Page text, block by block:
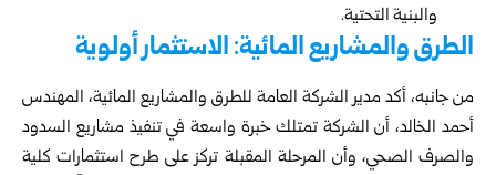
والبنية التحتية.
الطرق والمشاريع المائية: الاستثمار أولوية
من جانبه، أكد مدير الشركة العامة للطرق والمشاريع المائية، المهندس
أحمد الخالد، أن الشركة تمتلك خبرة واسعة في تنفيذ مشاريع السدود
والصرف الصحي، وأن المرحلة المقبلة تركز على طرح استثمارات كلية